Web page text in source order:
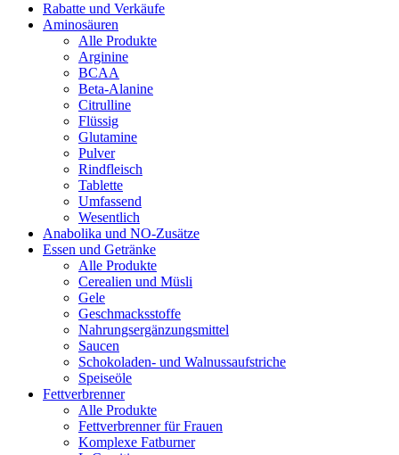
Rabatte und Verkäufe
Aminosäuren
Alle Produkte
Arginine
BCAA
Beta-Alanine
Citrulline
Flüssig
Glutamine
Pulver
Rindfleisch
Tablette
Umfassend
Wesentlich
Anabolika und NO-Zusätze
Essen und Getränke
Alle Produkte
Cerealien und Müsli
Gele
Geschmacksstoffe
Nahrungsergänzungsmittel
Saucen
Schokoladen- und Walnussaufstriche
Speiseöle
Fettverbrenner
Alle Produkte
Fettverbrenner für Frauen
Komplexe Fatburner